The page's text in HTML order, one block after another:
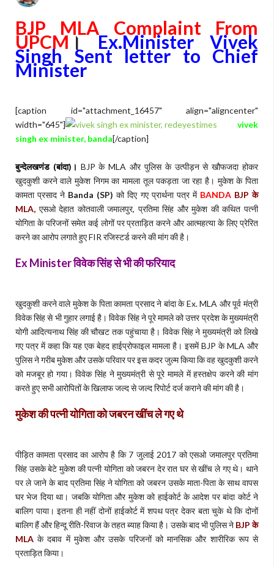
BJP MLA Complaint From
UPCM ।Ex.Minister Vivek
Singh Sent letter to Chief
Minister
[caption id="attachment_16457" align="aligncenter"
width="645"]
vivek
singh ex minister, banda[/caption]
बुन्देलखणंड (बांदा)। BJP के MLA और पुलिस के उत्पीड़न से खौफजदा होकर
खुदकुशी करने वाले मुकेश निगम का मामला तूल पकड़ता जा रहा है। मुकेश के पिता
कामता प्रसाद ने Banda (SP) को दिए गए प्रार्थना पत्र मेंBANDA BJP के
MLA, एसओ देहात कोतवाली जमालपुर, प्रतिमा सिंह और मुकेश की कथित पत्नी
योगिता के परिजनों समेत कई लोगों पर प्रताड़ित करने और आत्महत्या के लिए प्रेरित
करने का आरोप लगाते हुए FIR रजिस्टर्ड करने की मांग की है।
Ex Minister विवेक सिंह से भी की फरियाद
खुदकुशी करने वाले मुकेश के पिता कामता प्रसाद ने बांदा के Ex. MLA और पूर्व मंत्री
विवेक सिंह से भी गुहार लगाई है। विवेक सिंह ने पूरे मामले को उत्तर प्रदेश के मुख्यमंत्री
योगी आदित्यनाथ सिंह की चौखट तक पहुंचाया है। विवेक सिंह ने मुख्यमंत्री को लिखे
गए पत्र में कहा कि यह एक बेहद हाईप्रोफाइल मामला है। इसमें BJP के MLA और
पुलिस ने गरीब मुकेश और उसके परिवार पर इस कदर जुल्म किया कि वह खुदकुशी करने
को मजबूर हो गया। विवेक सिंह ने मुख्यमंत्री से पूरे मामले में हस्तक्षेप करने की मांग
करते हुए सभी आरोपितों के खिलाफ जल्द से जल्द रिपोर्ट दर्ज कराने की मांग की है।
मुकेश की पत्नी योगिता को जबरन खींच ले गए थे
पीड़ित कामता प्रसाद का आरोप है कि 7 जुलाई 2017 को एसओ जमालपुर प्रतिमा
सिंह उसके बेटे मुकेश की पत्नी योगिता को जबरन देर रात घर से खींच ले गए थे। थाने
पर ले जाने के बाद प्रतिमा सिंह ने योगिता को जबरन उसके माता-पिता के साथ वापस
घर भेज दिया था। जबकि योगिता और मुकेश को हाईकोर्ट के आदेश पर बांदा कोर्ट ने
बालिग पाया। इतना ही नहीं दोनों हाईकोर्ट में शपथ पत्र देकर बता चुके थे कि दोनों
बालिग हैं और हिन्दू रीति-रिवाज के तहत ब्याह किया है। उसके बाद भी पुलिस ने BJP के
MLA के दबाव में मुकेश और उसके परिजनों को मानसिक और शारीरिक रूप से
प्रताड़ित किया।